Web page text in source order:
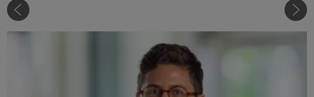
Gabriel Hansmann